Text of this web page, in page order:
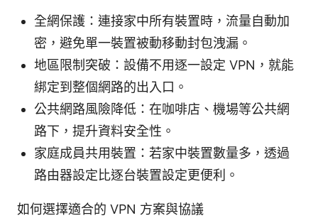
全網保護：連接家中所有裝置時，流量自動加
密，避免單一裝置被動移動封包洩漏。
地區限制突破：設備不用逐一設定 VPN，就能
綁定到整個網路的出入口。
公共網路風險降低：在咖啡店、機場等公共網
路下，提升資料安全性。
家庭成員共用裝置：若家中裝置數量多，透過
路由器設定比逐台裝置設定更便利。
如何選擇適合的 VPN 方案與協議